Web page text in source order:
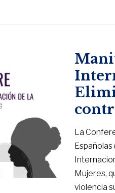
La
Mujeres,
violencia